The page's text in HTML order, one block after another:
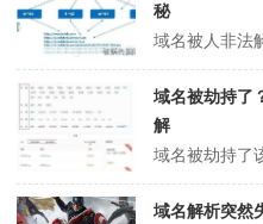
秘
域名被劫持了
解
域名解析突然